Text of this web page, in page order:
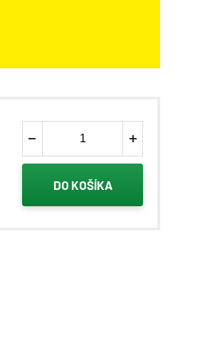
DO KOŠÍKA